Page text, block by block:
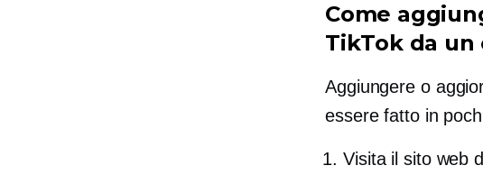
Come
TikTok da
Aggiungere o
essere fatto in
Visita il sito web